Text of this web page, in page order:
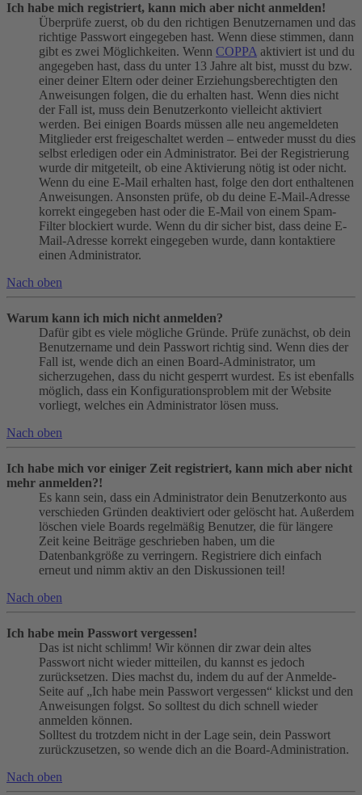
Ich habe mich registriert, kann mich aber nicht anmelden!
Überprüfe zuerst, ob du den richtigen Benutzernamen und das
richtige Passwort eingegeben hast. Wenn diese stimmen, dann
gibt es zwei Möglichkeiten. Wenn COPPA aktiviert ist und du
angegeben hast, dass du unter 13 Jahre alt bist, musst du bzw.
einer deiner Eltern oder deiner Erziehungsberechtigten den
Anweisungen folgen, die du erhalten hast. Wenn dies nicht
der Fall ist, muss dein Benutzerkonto vielleicht aktiviert
werden. Bei einigen Boards müssen alle neu angemeldeten
Mitglieder erst freigeschaltet werden – entweder musst du dies
selbst erledigen oder ein Administrator. Bei der Registrierung
wurde dir mitgeteilt, ob eine Aktivierung nötig ist oder nicht.
Wenn du eine E-Mail erhalten hast, folge den dort enthaltenen
Anweisungen. Ansonsten prüfe, ob du deine E-Mail-Adresse
korrekt eingegeben hast oder die E-Mail von einem Spam-
Filter blockiert wurde. Wenn du dir sicher bist, dass deine E-
Mail-Adresse korrekt eingegeben wurde, dann kontaktiere
einen Administrator.
Nach oben
Warum kann ich mich nicht anmelden?
Dafür gibt es viele mögliche Gründe. Prüfe zunächst, ob dein
Benutzername und dein Passwort richtig sind. Wenn dies der
Fall ist, wende dich an einen Board-Administrator, um
sicherzugehen, dass du nicht gesperrt wurdest. Es ist ebenfalls
möglich, dass ein Konfigurationsproblem mit der Website
vorliegt, welches ein Administrator lösen muss.
Nach oben
Ich habe mich vor einiger Zeit registriert, kann mich aber nicht
mehr anmelden?!
Es kann sein, dass ein Administrator dein Benutzerkonto aus
verschieden Gründen deaktiviert oder gelöscht hat. Außerdem
löschen viele Boards regelmäßig Benutzer, die für längere
Zeit keine Beiträge geschrieben haben, um die
Datenbankgröße zu verringern. Registriere dich einfach
erneut und nimm aktiv an den Diskussionen teil!
Nach oben
Ich habe mein Passwort vergessen!
Das ist nicht schlimm! Wir können dir zwar dein altes
Passwort nicht wieder mitteilen, du kannst es jedoch
zurücksetzen. Dies machst du, indem du auf der Anmelde-
Seite auf „Ich habe mein Passwort vergessen“ klickst und den
Anweisungen folgst. So solltest du dich schnell wieder
anmelden können.
Solltest du trotzdem nicht in der Lage sein, dein Passwort
zurückzusetzen, so wende dich an die Board-Administration.
Nach oben